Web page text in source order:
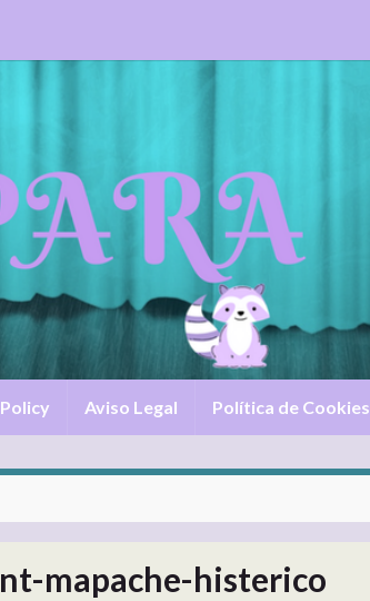
Aviso Legal Política de Cookies
mapache-histerico